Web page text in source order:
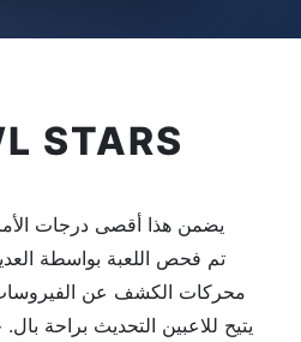
STARS
يضمن هذا أقصى درجات
محركات الكشف عن الفيروسات
يتيح للاعبين التحديث براحة